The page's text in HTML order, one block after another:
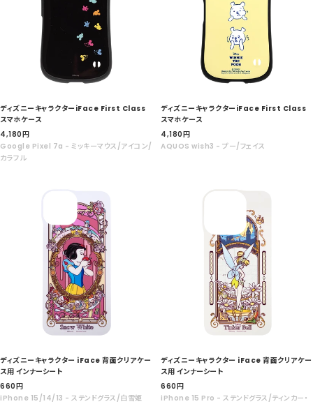
ディズニーキャラクターiFace First Class
スマホケース
セ
ー
ル
4,180円
Google Pixel 7a - ミッキーマウス/アイコン/
カラフル
ディズニーキャラクターiFace First Class
スマホケース
セ
ー
4,180円
AQUOS wish3 - プー/フェイス
ディズニーキャラクター iFace 背面クリアケー
ス用 インナーシート
セ
ー
660円
iPhone 15/14/13 - ステンドグラス/白雪姫
ディズニーキャラクター iFace 背面クリアケー
ス用 インナーシート
セ
ー
660円
iPhone 15 Pro - ステンドグラス/ティンカー・